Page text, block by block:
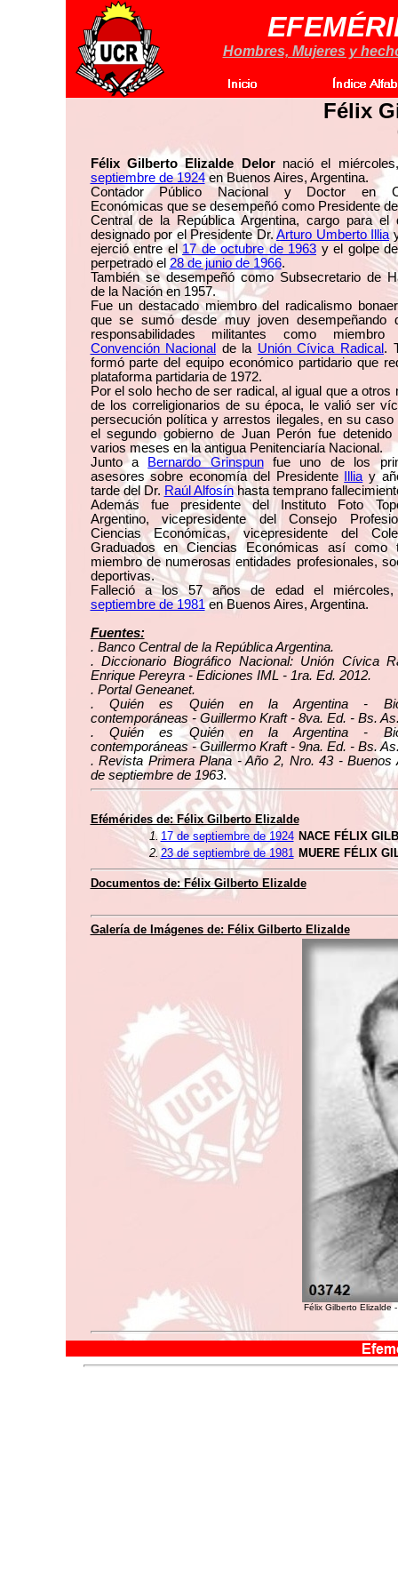
Hombres, Mujeres y
Félix
Félix Gilberto Elizalde Delornació el
septiembre de 1924en Buenos Aires, Argentina.
Contador Público Nacional y Doctor en
Económicas que se desempeñó como Presidente
Central de la República Argentina, cargo para el
designado por el Presidente Dr. Arturo Umberto Illia
ejerció entre el17 de octubre de 1963 y el golpe
perpetrado el 28 de junio de 1966.
También se desempeñó como Subsecretario de
de la Nación en 1957.
Fue un destacado miembro del radicalismo
que se sumó desde muy joven desempeñando
responsabilidades militantes como
Convención Nacional
de la Unión Cívica Radical .
formó parte del equipo económico partidario que
plataforma partidaria de 1972.
Por el solo hecho de ser radical, al igual que a otros
de los correligionarios de su época, le valió ser
persecución política y arrestos ilegales, en su caso
el segundo gobierno de Juan Perón fue detenido
varios meses en la antigua Penitenciaría Nacional.
Junto a
Bernardo Grinspunfue uno de los
asesores sobre economía del Presidente
Illia y
tarde del Dr. Raúl Alfosínhasta temprano
Además fue presidente del Instituto Foto
Argentino, vicepresidente del Consejo
Ciencias Económicas, vicepresidente del
Graduados en Ciencias Económicas así como
miembro de numerosas entidades profesionales,
deportivas.
Falleció a los 57 años de edad el
septiembre de 1981en Buenos Aires, Argentina.
Fuentes:
. Banco Central de la República Argentina.
. Diccionario Biográfico Nacional: Unión Cívica
Enrique Pereyra - Ediciones IML - 1ra. Ed. 2012.
. Portal Geneanet.
. Quién es Quién en la Argentina -
contemporáneas - Guillermo Kraft - 8va. Ed. - Bs.
. Quién es Quién en la Argentina -
contemporáneas - Guillermo Kraft - 9na. Ed. - Bs.
. Revista Primera Plana - Año 2, Nro. 43 - Buenos
de septiembre de 1963.
Efémérides de: Félix Gilberto Elizalde
1. 17 de septiembre de 1924 NACE FÉLIX
2.23 de septiembre de 1981 MUERE FÉLIX
Documentos de: Félix Gilberto Elizalde
Galería de Imágenes de: Félix Gilberto Elizalde
Félix Gilberto Elizalde